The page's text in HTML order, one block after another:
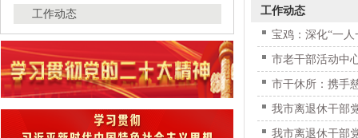
工作动态
宝鸡：深化“一
市老干部活动中
市干休所：携手
我市离退休干部
我市离退休干部
工作动态